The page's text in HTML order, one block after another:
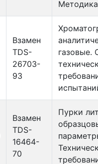
Взамен
TDS-
26703-
93
газовые.
Взамен
TDS-
16464-
70
Пурки